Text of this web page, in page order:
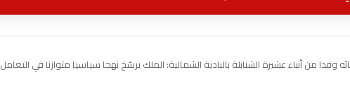
وفدا من أنباء عشيرة الشنابلة بالبادية الشمالية: الملك يرسّخ نهجا سياسيا متوازنا في التعامل